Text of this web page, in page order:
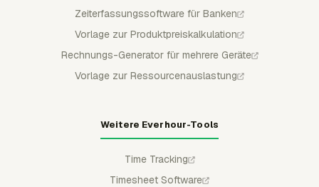
Zeiterfassungssoftware für Banken
Vorlage zur Produktpreiskalkulation
Rechnungs-Generator für mehrere Geräte
Vorlage zur Ressourcenauslastung
Weitere Everhour-Tools
Time Tracking
Timesheet Software